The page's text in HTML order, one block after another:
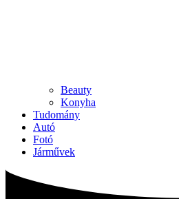
Beauty
Konyha
Tudomány
Autó
Fotó
Járművek